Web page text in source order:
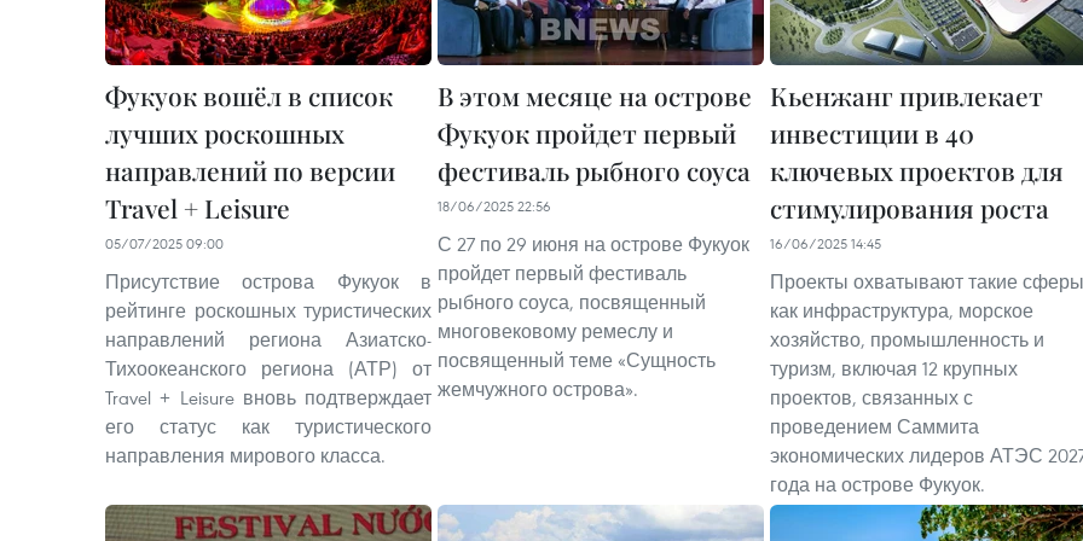
Фукуок вошёл в список
лучших роскошных
направлений по версии
Travel + Leisure
05/07/2025 09:00
Присутствие острова Фукуок в
рейтинге роскошных туристических
направлений региона Азиатско-
Тихоокеанского региона (АТР) от
Travel + Leisure вновь подтверждает
его статус как туристического
направления мирового класса.
В этом месяце на острове
Фукуок пройдет первый
фестиваль рыбного соуса
18/06/2025 22:56
С 27 по 29 июня на острове Фукуок
пройдет первый фестиваль
рыбного соуса, посвященный
многовековому ремеслу и
посвященный теме «Сущность
жемчужного острова».
Кьенжанг привлекает
инвестиции в 40
ключевых проектов для
стимулирования роста
16/06/2025 14:45
Проекты охватывают такие
как инфраструктура, морское
хозяйство, промышленность и
туризм, включая 12 крупных
проектов, связанных с
проведением Саммита
экономических лидеров АТЭС
года на острове Фукуок.